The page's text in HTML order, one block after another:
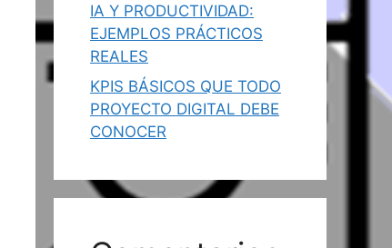
IA Y PRODUCTIVIDAD:
EJEMPLOS PRÁCTICOS
REALES
KPIS BÁSICOS QUE TODO
PROYECTO DIGITAL DEBE
CONOCER